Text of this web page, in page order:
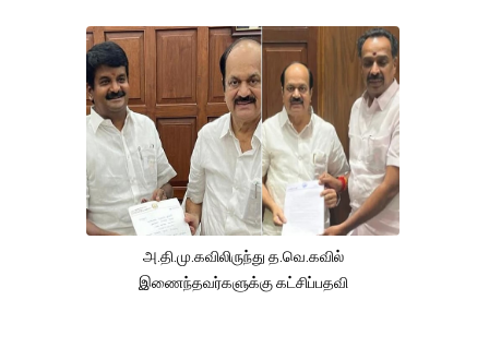
அ.தி.மு.கவிலிருந்து த.வெ.கவில்
இணைந்தவர்களுக்கு கட்சிப்பதவி